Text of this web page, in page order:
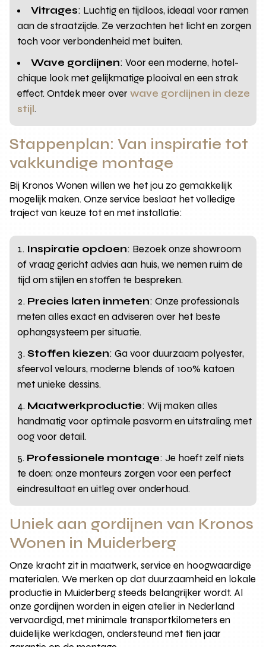
Vitrages: Luchtig en tijdloos, ideaal voor ramen
aan de straatzijde. Ze verzachten het licht en zorgen
toch voor verbondenheid met buiten.
Wave gordijnen: Voor een moderne, hotel-
chique look met gelijkmatige plooival en een strak
effect. Ontdek meer overwave gordijnen in deze
stijl.
Stappenplan: Van inspiratie tot
vakkundige montage
Bij Kronos Wonen willen we het jou zo gemakkelijk
mogelijk maken. Onze service beslaat het volledige
traject van keuze tot en met installatie:
Inspiratie opdoen: Bezoek onze showroom
of vraag gericht advies aan huis, we nemen ruim de
tijd om stijlen en stoffen te bespreken.
Precies laten inmeten: Onze professionals
meten alles exact en adviseren over het beste
ophangsysteem per situatie.
Stoffen kiezen: Ga voor duurzaam polyester,
sfeervol velours, moderne blends of 100% katoen
met unieke dessins.
Maatwerkproductie: Wij maken alles
handmatig voor optimale pasvorm en uitstraling, met
oog voor detail.
Professionele montage: Je hoeft zelf niets
te doen; onze monteurs zorgen voor een perfect
eindresultaat en uitleg over onderhoud.
Uniek aan gordijnen van Kronos
Wonen in Muiderberg
Onze kracht zit in maatwerk, service en hoogwaardige
materialen. We merken op dat duurzaamheid en lokale
productie in Muiderberg steeds belangrijker wordt. Al
onze gordijnen worden in eigen atelier in Nederland
vervaardigd, met minimale transportkilometers en
duidelijke werkdagen, ondersteund met tien jaar